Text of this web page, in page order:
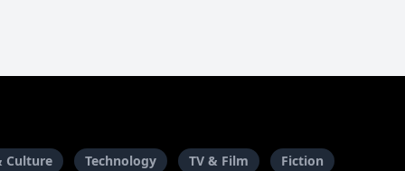
Culture Technology TV & Film
Fiction